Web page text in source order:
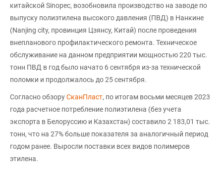
китайской Sinopec, возобновила производство на заводе по
выпуску полиэтилена высокого давления (ПВД) в Нанкине
(Nanjing city, провинция Цзянсу, Китай) после проведения
внепланового профилактического ремонта. Техническое
обслуживание на данном предприятии мощностью 220 тыс.
тонн ПВД в год было начато 6 сентября из-за технической
поломки и продолжалось до 25 сентября.
Согласно обзоруСканПласт, по итогам восьми месяцев 2023
года расчетное потребление полиэтилена (без учета
экспорта в Белоруссию и Казахстан) составило 2 183,01 тыс.
тонн, что на 27% больше показателя за аналогичный период
годом ранее. Выросли поставки всех видов полимеров
этилена.